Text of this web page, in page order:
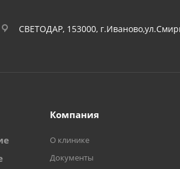
СВЕТОДАР, 153000,
Компания
О клинике
Документы